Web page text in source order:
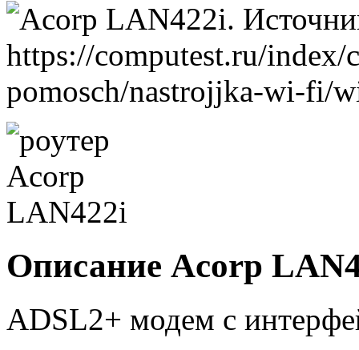
Описание Acorp
ADSL2+ модем с